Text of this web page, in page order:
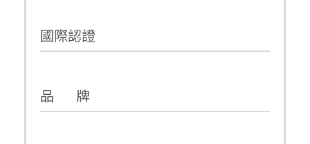
國際認證
品 牌